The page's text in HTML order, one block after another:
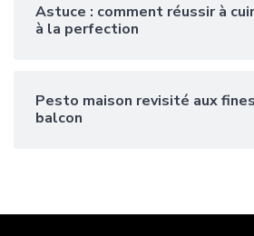
Astuce : comment réussir à
à la perfection
Pesto maison revisité aux
balcon